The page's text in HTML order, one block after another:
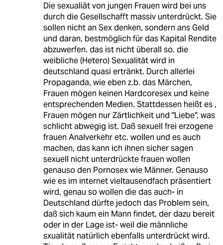
Die sexualiät von jungen Frauen wird bei uns
durch die Gesellschafft massiv unterdrückt. Sie
sollen nicht an Sex denken, sondern ans Geld
und daran, bestmöglich für das Kapital Rendite
abzuwerfen. das ist nicht überall so. die
weibliche (Hetero) Sexualität wird in
deutschland quasi ertränkt. Durch allerlei
Propaganda, wie eben z.b. das Märchen,
Frauen mögen keinen Hardcoresex und keine
entsprechenden Medien. Stattdessen heißt es ,
Frauen mögen nur Zärtlichkeit und "Liebe", was
schlicht abwegig ist. Daß sexuell frei erzogene
frauen Analverkehr etc. wollen und es auch
machen, das kann ich ihnen sicher sagen
sexuell nicht unterdrückte frauen wollen
genauso den Pornosex wie Männer. Genauso
wie es im internet vieltausendfach präsentiert
wird, genau so wollen die das auch- in
Deutschland dürfte jedoch das Problem sein,
daß sich kaum ein Mann findet, der dazu bereit
oder in der Lage ist- weil die männliche
sxualität natürlich ebenfalls unterdrückt wird.